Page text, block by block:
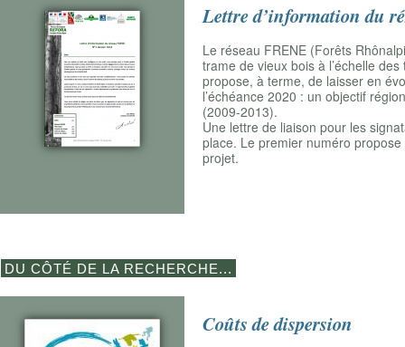
Lettre d’information du
Le réseau FRENE (Forêts
trame de vieux bois à l’échelle
propose, à terme, de laisser en
l’échéance 2020 : un objectif
(2009-2013).
Une lettre de liaison pour les
place. Le premier numéro
projet.
DU CÔTÉ DE LA RECHERCHE...
Coûts de dispersion